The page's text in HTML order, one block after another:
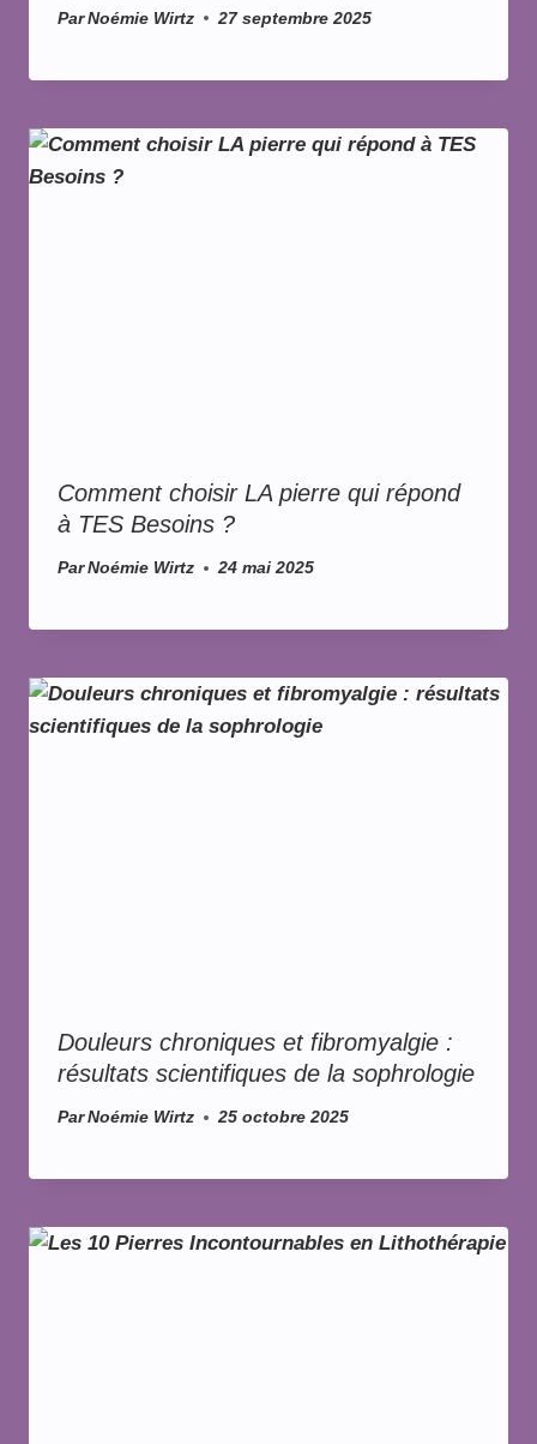
Par Noémie Wirtz 27 septembre 2025
Comment choisir LA pierre qui répond
à TES Besoins ?
Par Noémie Wirtz 24 mai 2025
Douleurs chroniques et fibromyalgie :
résultats scientifiques de la sophrologie
Par Noémie Wirtz 25 octobre 2025